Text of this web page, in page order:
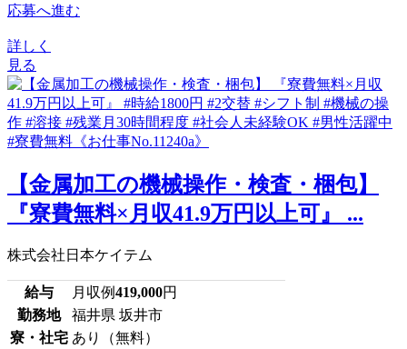
応募へ進む
詳しく
見る
【金属加工の機械操作・検査・梱包】
『寮費無料×月収41.9万円以上可』 ...
株式会社日本ケイテム
給与 月収例419,000円
勤務地
福井県 坂井市
寮・社宅 あり（無料）